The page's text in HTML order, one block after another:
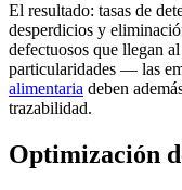
El resultado: tasas de
desperdicios y
defectuosos que llegan
particularidades — las
alimentaria deben
trazabilidad.
Optimización